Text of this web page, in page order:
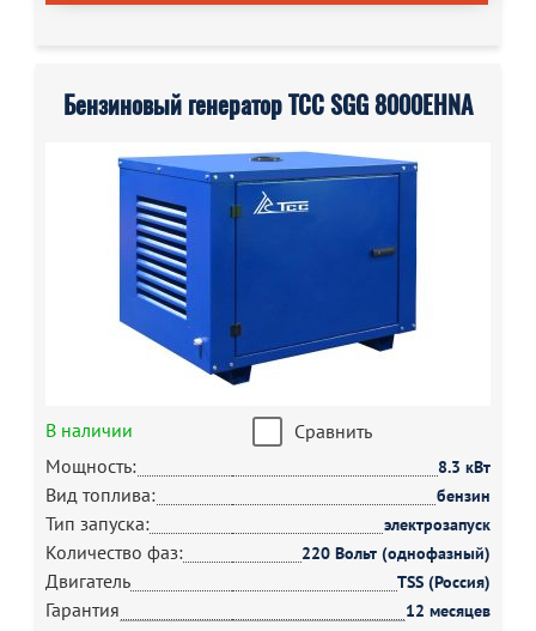
Бензиновый генератор ТСС SGG 8000EHNA
В наличии
Сравнить
Мощность:
8.3 кВт
Вид топлива: бензин
Тип запуска: электрозапуск
Количество фаз: 220 Вольт (однофазный)
Двигатель TSS (Россия)
Гарантия 12 месяцев